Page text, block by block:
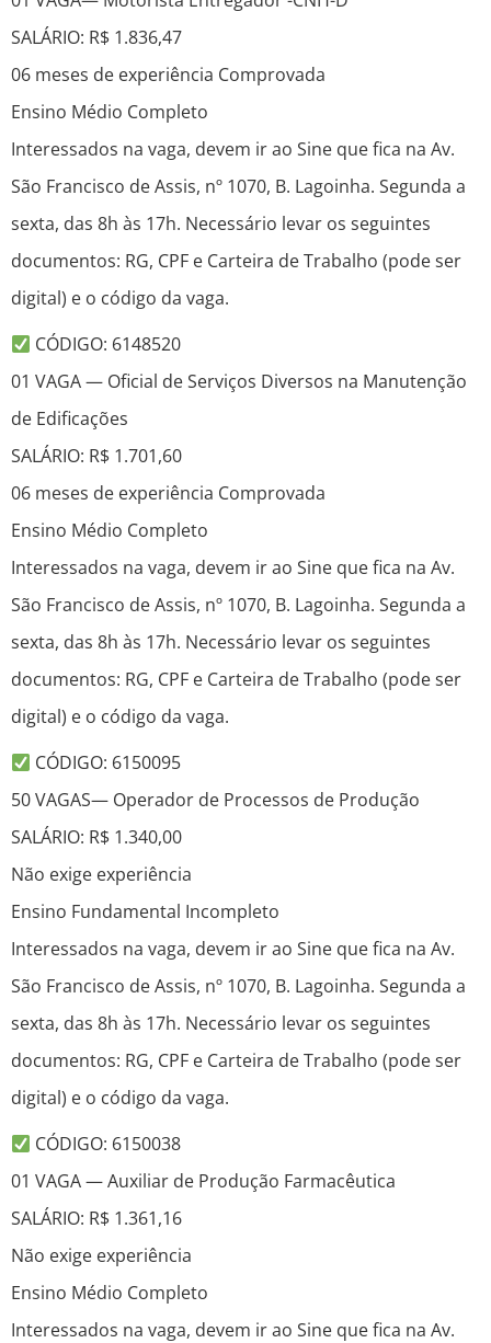
SALÁRIO: R$ 1.836,47
06 meses de experiência Comprovada
Ensino Médio Completo
Interessados na vaga, devem ir ao Sine que fica na Av.
São Francisco de Assis, nº 1070, B. Lagoinha. Segunda a
sexta, das 8h às 17h. Necessário levar os seguintes
documentos: RG, CPF e Carteira de Trabalho (pode ser
digital) e o código da vaga.
CÓDIGO: 6148520
01 VAGA — Oficial de Serviços Diversos na Manutenção
de Edificações
SALÁRIO: R$ 1.701,60
06 meses de experiência Comprovada
Ensino Médio Completo
Interessados na vaga, devem ir ao Sine que fica na Av.
São Francisco de Assis, nº 1070, B. Lagoinha. Segunda a
sexta, das 8h às 17h. Necessário levar os seguintes
documentos: RG, CPF e Carteira de Trabalho (pode ser
digital) e o código da vaga.
CÓDIGO: 6150095
50 VAGAS— Operador de Processos de Produção
SALÁRIO: R$ 1.340,00
Não exige experiência
Ensino Fundamental Incompleto
Interessados na vaga, devem ir ao Sine que fica na Av.
São Francisco de Assis, nº 1070, B. Lagoinha. Segunda a
sexta, das 8h às 17h. Necessário levar os seguintes
documentos: RG, CPF e Carteira de Trabalho (pode ser
digital) e o código da vaga.
CÓDIGO: 6150038
01 VAGA — Auxiliar de Produção Farmacêutica
SALÁRIO: R$ 1.361,16
Não exige experiência
Ensino Médio Completo
Interessados na vaga, devem ir ao Sine que fica na Av.